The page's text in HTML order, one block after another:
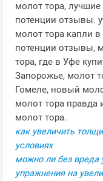
молот тора,
потенции отзывы.
молот тора капли в
потенции отзывы,
тора, где в Уфе
Запорожье, молот
Гомеле, новый
молот тора правда
молот тора.
как увеличить
условиях
можно ли без вреда
упражнения на